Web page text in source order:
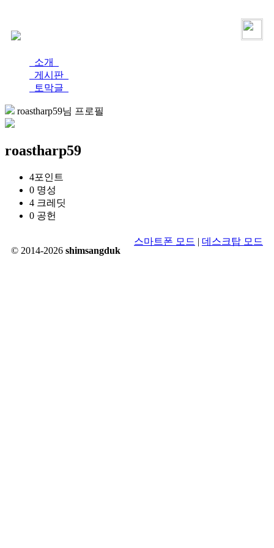
소개
게시판
토막글
roastharp59님 프로필
roastharp59
4포인트
0 명성
4 크레딧
0 공헌
© 2014-2026 shimsangduk
스마트폰 모드 | 데스크탑 모드